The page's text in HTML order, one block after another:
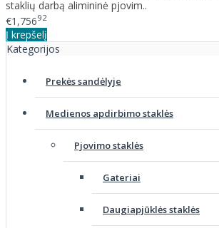
staklių darbą alimininė pjovim..
€1,75692
Į krepšelį
Kategorijos
Prekės sandėlyje
Medienos apdirbimo staklės
Pjovimo staklės
Gateriai
Daugiapjūklės staklės